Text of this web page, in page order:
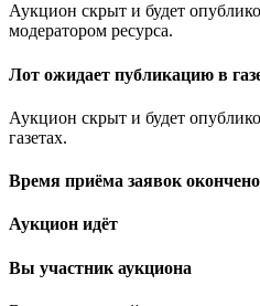
Аукцион скрыт и будет
модератором ресурса.
Лот ожидает публикацию в
Аукцион скрыт и будет
газетах.
Время приёма заявок окончено
Аукцион идёт
Вы участник аукциона